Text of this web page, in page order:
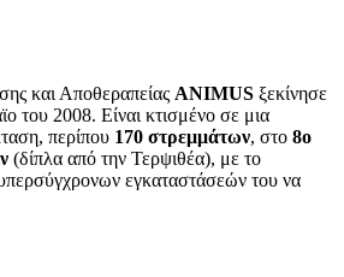
και Αποθεραπείας ANIMUS ξεκίνησε
του 2008. Είναι κτισμένο σε μια
περίπου 170 στρεμμάτων, στο 8ο
(δίπλα από την Τερψιθέα), με το
εγκαταστάσεών του να